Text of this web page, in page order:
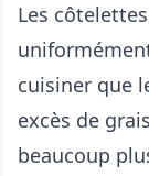
Les
cuisiner que
excès de
beaucoup